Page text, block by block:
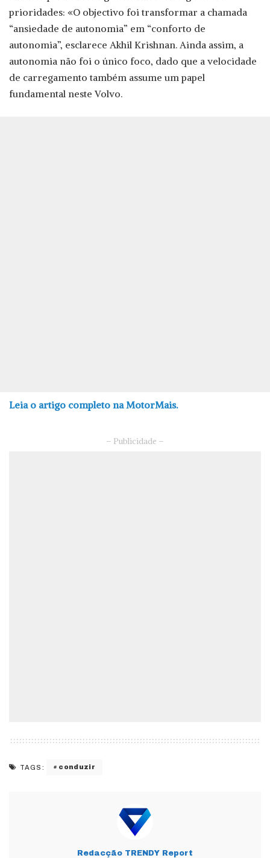
prioridades: «O objectivo foi transformar a chamada
“ansiedade de autonomia” em “conforto de
autonomia”, esclarece Akhil Krishnan. Ainda assim, a
autonomia não foi o único foco, dado que a velocidade
de carregamento também assume um papel
fundamental neste Volvo.
Leia o artigo completo na MotorMais.
– Publicidade –
TAGS: conduzir
Redacção TRENDY Report